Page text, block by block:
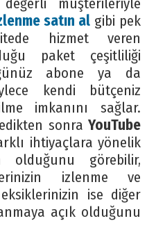
müşterileriyle
satın al gibi pek
hizmet veren
paket çeşitliliği
abone ya da
kendi bütçeniz
imkanını sağlar.
sonraYouTube
ihtiyaçlara yönelik
olduğunu görebilir,
izlenme ve
ise diğer
açık olduğunu